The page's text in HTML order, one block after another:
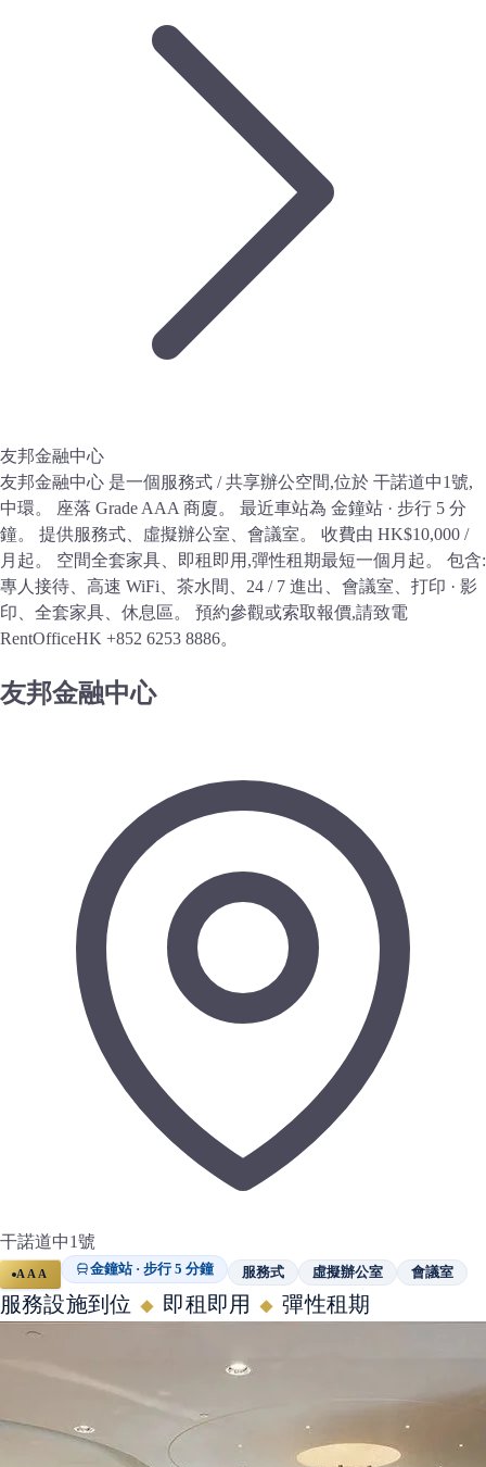
友邦金融中心
友邦金融中心 是一個服務式 / 共享辦公空間,位於 干諾道中1號,
中環。 座落 Grade AAA 商廈。 最近車站為 金鐘站 · 步行 5 分
鐘。 提供服務式、虛擬辦公室、會議室。 收費由 HK$10,000 /
月起。 空間全套家具、即租即用,彈性租期最短一個月起。 包含:
專人接待、高速 WiFi、茶水間、24 / 7 進出、會議室、打印 · 影
印、全套家具、休息區。 預約參觀或索取報價,請致電
RentOfficeHK +852 6253 8886。
友邦金融中心
干諾道中1號
AAA 金鐘站 · 步行 5 分鐘 服務式 虛擬辦公室 會議室
服務設施到位 ◆ 即租即用 ◆ 彈性租期